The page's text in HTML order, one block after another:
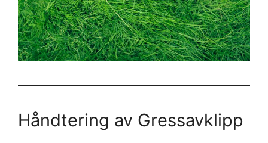
Håndtering av Gressavklipp